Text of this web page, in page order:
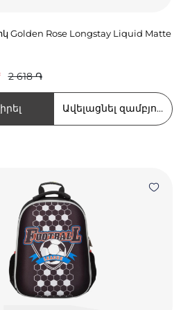
Golden Rose Longstay Liquid Matte
2 618 ֏
Ավելացնել զամբյուղում